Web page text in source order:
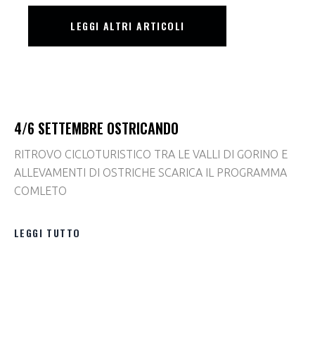
LEGGI ALTRI ARTICOLI
4/6 SETTEMBRE OSTRICANDO
RITROVO CICLOTURISTICO TRA LE VALLI DI GORINO E
ALLEVAMENTI DI OSTRICHE SCARICA IL PROGRAMMA
COMLETO
LEGGI TUTTO